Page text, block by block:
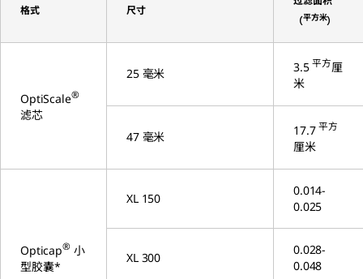
格式 尺寸
（平方米）
OptiScale®
滤芯
25 毫米 3.5平方厘
米
47 毫米 17.7平方
厘米
Opticap® 小
型胶囊*
XL 150
0.014-
0.025
XL 300
0.028-
0.048